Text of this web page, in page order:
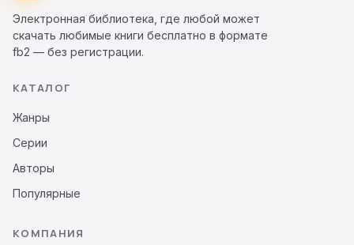
Электронная библиотека, где любой может
скачать любимые книги бесплатно в формате
fb2 — без регистрации.
КАТАЛОГ
Жанры
Серии
Авторы
Популярные
КОМПАНИЯ